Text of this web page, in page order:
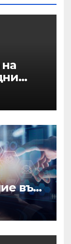
за
във